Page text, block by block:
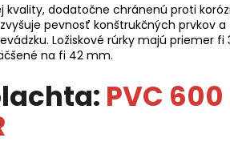
kvality, dodatočne chránenú proti
pevnosť konštrukčných prvkov a
Ložiskové rúrky majú priemer fi
na fi 42 mm.
PVC 600